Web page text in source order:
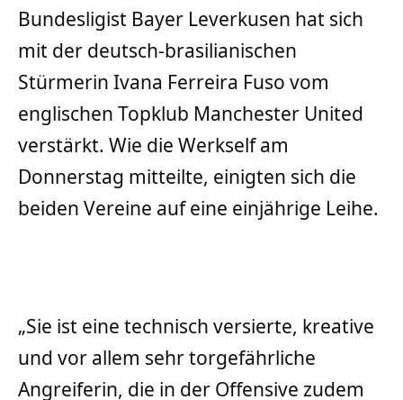
Bundesligist Bayer Leverkusen hat sich
mit der deutsch-brasilianischen
Stürmerin Ivana Ferreira Fuso vom
englischen Topklub Manchester United
verstärkt. Wie die Werkself am
Donnerstag mitteilte, einigten sich die
beiden Vereine auf eine einjährige Leihe.
„Sie ist eine technisch versierte, kreative
und vor allem sehr torgefährliche
Angreiferin, die in der Offensive zudem